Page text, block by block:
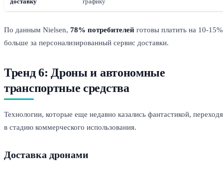
По данным Nielsen, 78% потребителей готовы платить на 10-15%
больше за персонализированный сервис доставки.
Тренд 6: Дроны и автономные
транспортные средства
Технологии, которые еще недавно казались фантастикой,
в стадию коммерческого использования.
Доставка дронами